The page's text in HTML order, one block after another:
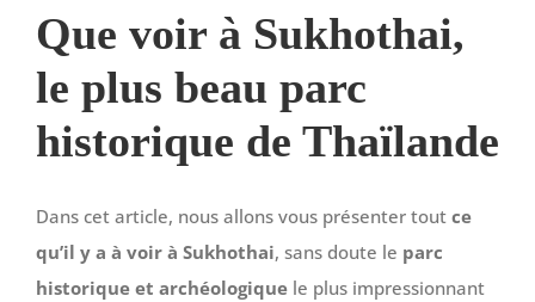
Que voir à Sukhothai,
le plus beau parc
historique de Thaïlande
Dans cet article, nous allons vous présenter tout ce
qu’il y a à voir à Sukhothai, sans doute le parc
historique et archéologique le plus impressionnant